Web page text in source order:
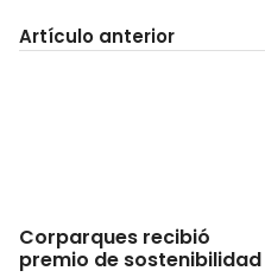
Artículo anterior
Corparques recibió
premio de sostenibilidad